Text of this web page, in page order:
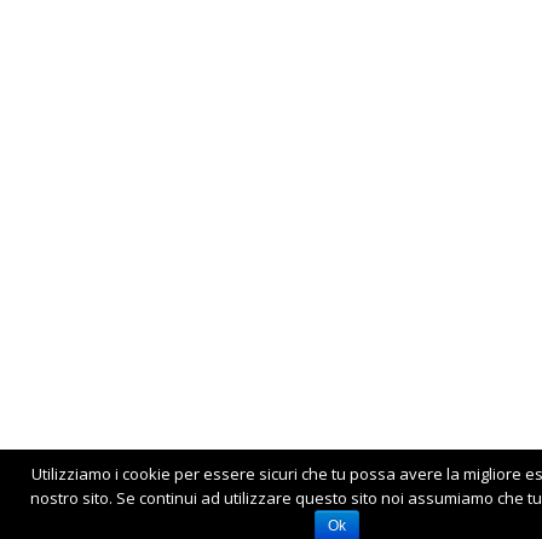
Utilizziamo i cookie per essere sicuri che tu possa avere la migliore
nostro sito. Se continui ad utilizzare questo sito noi assumiamo che
Ok